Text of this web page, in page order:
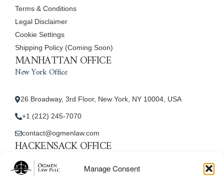
Manage Consent
Terms & Conditions
Legal Disclaimer
Cookie Settings
Shipping Policy (Coming Soon)
MANHATTAN OFFICE
New York Office
26 Broadway, 3rd Floor, New York, NY 10004, USA
+1 (212) 245-7070
contact@ogmenlaw.com
HACKENSACK OFFICE
New Jersey Office